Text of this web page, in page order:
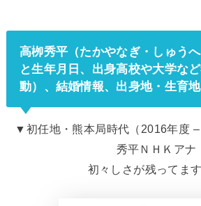
高栁秀平（たかやなぎ・しゅう
と生年月日、出身高校や大学な
動）、結婚情報、出身地・生育地
▼初任地・熊本局時代（2016年度
秀平ＮＨＫアナ
初々しさが残ってます